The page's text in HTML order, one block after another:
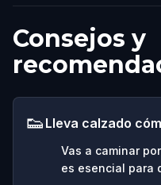
Consejos y
👟 Lleva calzado
Vas a caminar
es esencial para